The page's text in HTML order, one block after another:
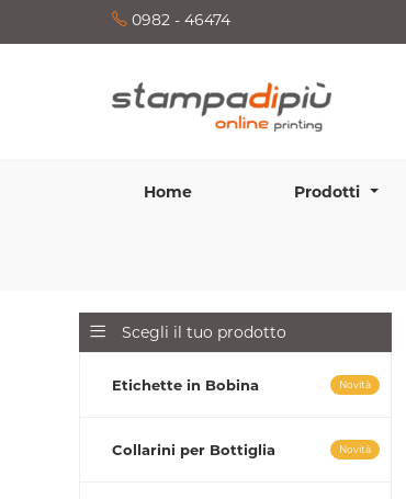
0982 - 46474
Home Prodotti
Scegli il tuo prodotto
Etichette in Bobina Novità
Collarini per Bottiglia Novità